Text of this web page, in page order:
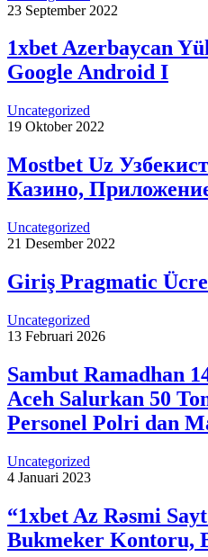
23 September 2022
1xbet Azerbaycan
Google Android I
Uncategorized
19 Oktober 2022
Mostbet Uz
Казино,
Uncategorized
21 Desember 2022
Giriş Pragmatic
Uncategorized
13 Februari 2026
Sambut Ramadhan
Aceh Salurkan 50
Personel Polri dan
Uncategorized
4 Januari 2023
“1xbet Az Rəsmi
Bukmeker Kontoru,